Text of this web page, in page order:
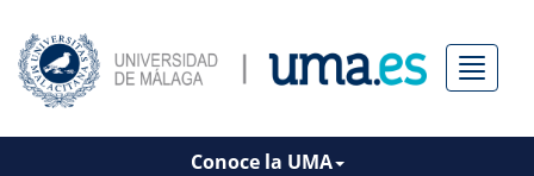
Menú
Conoce la UMA